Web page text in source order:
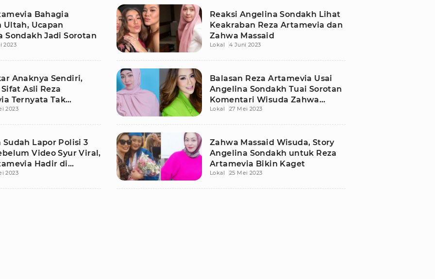
Bahagia
Ultah, Ucapan
Sondakh Jadi Sorotan
2023
Reaksi Angelina Sondakh Lihat
Keakraban Reza Artamevia dan
Zahwa Massaid
Lokal 4 Juni 2023
Anaknya Sendiri,
Asli Reza
Ternyata Tak
2023
Balasan Reza Artamevia Usai
Angelina Sondakh Tuai Sorotan
Komentari Wisuda Zahwa
Massaid
Lokal 27 Mei 2023
Sudah Lapor Polisi 3
Video Syur Viral,
Hadir di
2023
Zahwa Massaid Wisuda, Story
Angelina Sondakh untuk Reza
Artamevia Bikin Kaget
Lokal 25 Mei 2023